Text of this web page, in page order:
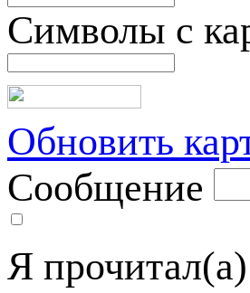
Символы с
Обновить
Сообщение
Я